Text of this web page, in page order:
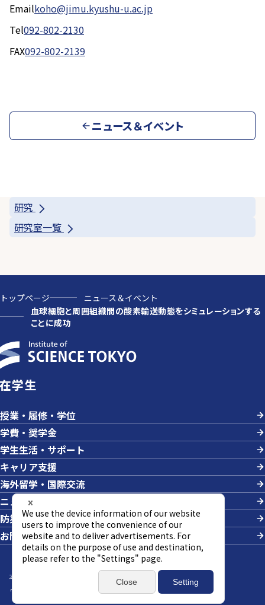
Emailkoho@jimu.kyushu-u.ac.jp
Tel092-802-2130
FAX092-802-2139
ニュース＆イベント
研究
研究室一覧
トップページ
ニュース＆イベント
血球細胞と周囲組織間の酸素輸送動態をシミュレーションする
ことに成功
在学生
授業・履修・学位
学費・奨学金
学生生活・サポート
キャリア支援
海外留学・国際交流
ニュース＆イベント
防災・危機管理
お問い合わせ
本サイトについて
個人情報の取り扱い
ウェブアクセシビリティ方針